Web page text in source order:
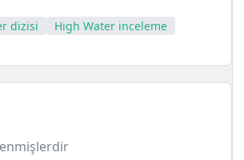
dizisi
High Water inceleme